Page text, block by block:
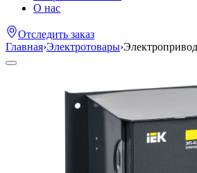
О нас
Отследить заказ
Главная›Электротовары›